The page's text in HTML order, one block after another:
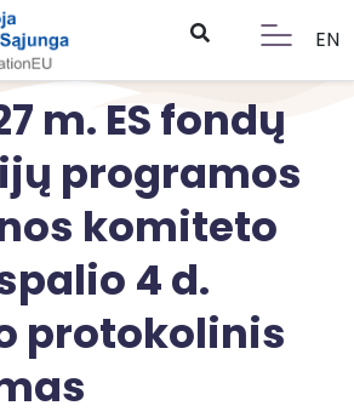
EN
m. ES fondų
programos
komiteto
4 d.
protokolinis